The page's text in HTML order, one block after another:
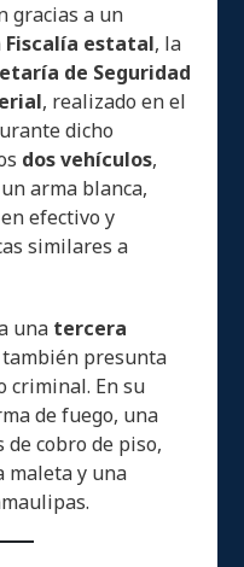
gracias a un
Fiscalía estatal, la
de Seguridad
, realizado en el
dicho
dos vehículos,
arma blanca,
efectivo y
similares a
una tercera
también presunta
criminal. En su
de fuego, una
cobro de piso,
maleta y una